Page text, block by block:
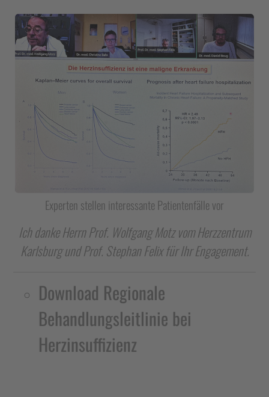
Experten stellen interessante Patientenfälle vor
Ich danke Herrn Prof. Wolfgang Motz vom Herzzentrum
Karlsburg und Prof. Stephan Felix für Ihr Engagement.
Download Regionale
Behandlungsleitlinie bei
Herzinsuffizienz